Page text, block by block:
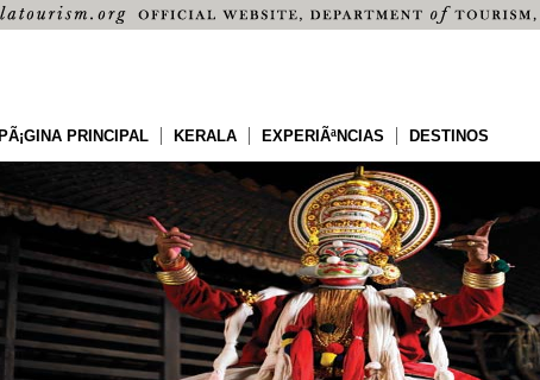
PÃ¡GINA PRINCIPAL KERALA EXPERIÃªNCIAS DESTINOS